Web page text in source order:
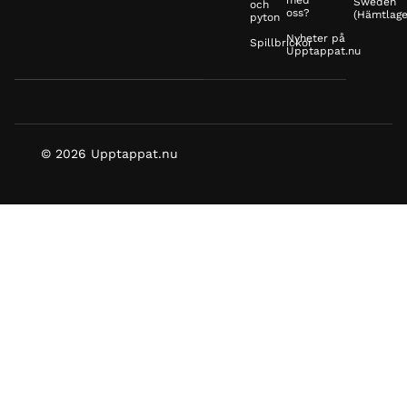
och
pyton
Spillbrickor
oss?
Nyheter på
Upptappat.nu
© 2026 Upptappat.nu